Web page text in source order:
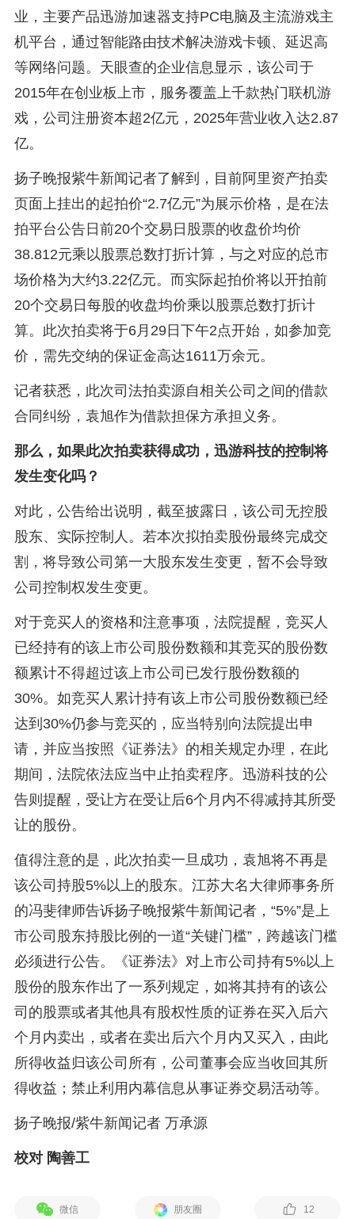
业，主要产品迅游加速器支持PC电脑及主流游戏主
机平台，通过智能路由技术解决游戏卡顿、延迟高
等网络问题。天眼查的企业信息显示，该公司于
2015年在创业板上市，服务覆盖上千款热门联机游
戏，公司注册资本超2亿元，2025年营业收入达2.87
亿。
扬子晚报紫牛新闻记者了解到，目前阿里资产拍卖
页面上挂出的起拍价“2.7亿元”为展示价格，是在法
拍平台公告日前20个交易日股票的收盘价均价
38.812元乘以股票总数打折计算，与之对应的总市
场价格为大约3.22亿元。而实际起拍价将以开拍前
20个交易日每股的收盘均价乘以股票总数打折计
算。此次拍卖将于6月29日下午2点开始，如参加竞
价，需先交纳的保证金高达1611万余元。
记者获悉，此次司法拍卖源自相关公司之间的借款
合同纠纷，袁旭作为借款担保方承担义务。
那么，如果此次拍卖获得成功，迅游科技的控制将
发生变化吗？
对此，公告给出说明，截至披露日，该公司无控股
股东、实际控制人。若本次拟拍卖股份最终完成交
割，将导致公司第一大股东发生变更，暂不会导致
公司控制权发生变更。
对于竞买人的资格和注意事项，法院提醒，竞买人
已经持有的该上市公司股份数额和其竞买的股份数
额累计不得超过该上市公司已发行股份数额的
30%。如竞买人累计持有该上市公司股份数额已经
达到30%仍参与竞买的，应当特别向法院提出申
请，并应当按照《证券法》的相关规定办理，在此
期间，法院依法应当中止拍卖程序。迅游科技的公
告则提醒，受让方在受让后6个月内不得减持其所受
让的股份。
值得注意的是，此次拍卖一旦成功，袁旭将不再是
该公司持股5%以上的股东。江苏大名大律师事务所
的冯斐律师告诉扬子晚报紫牛新闻记者，“5%”是上
市公司股东持股比例的一道“关键门槛”，跨越该门槛
必须进行公告。《证券法》对上市公司持有5%以上
股份的股东作出了一系列规定，如将其持有的该公
司的股票或者其他具有股权性质的证券在买入后六
个月内卖出，或者在卖出后六个月内又买入，由此
所得收益归该公司所有，公司董事会应当收回其所
得收益；禁止利用内幕信息从事证券交易活动等。
扬子晚报/紫牛新闻记者 万承源
校对 陶善工
微信 朋友圈 12